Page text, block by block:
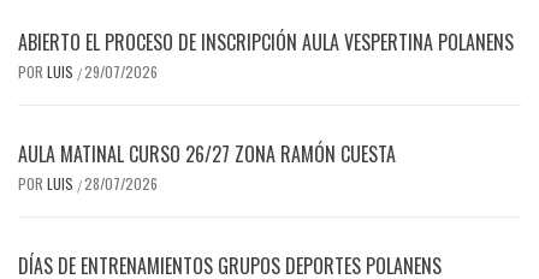
ABIERTO EL PROCESO DE INSCRIPCIÓN AULA VESPERTINA POLANENS
POR LUIS /29/07/2026
AULA MATINAL CURSO 26/27 ZONA RAMÓN CUESTA
POR LUIS /28/07/2026
DÍAS DE ENTRENAMIENTOS GRUPOS DEPORTES POLANENS